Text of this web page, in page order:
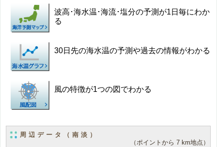
波高･海水温･海流･塩分の予測が1日毎にわか
る
30日先の海水温の予測や過去の情報がわかる
風の特徴が1つの図でわかる
周辺データ（南淡）
（ポイントから 7 km地点）